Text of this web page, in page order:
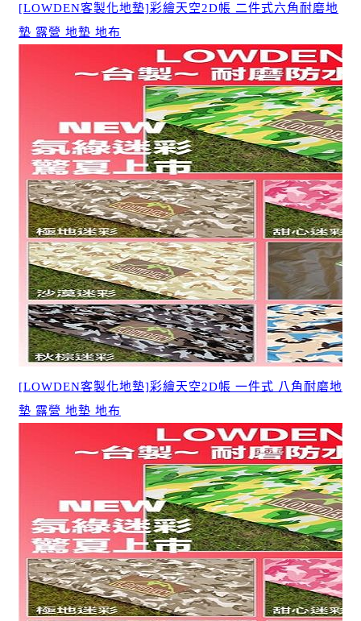
[LOWDEN客製化地墊]彩繪天空2D帳 二件式六角耐磨地
墊 露營 地墊 地布
[LOWDEN客製化地墊]彩繪天空2D帳 一件式 八角耐磨地
墊 露營 地墊 地布